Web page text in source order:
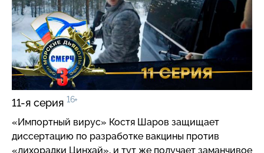
едва автозак с боевиком подъезжает к воротам,
события начинают разворачиваться по
хитроумному плану боевиков. Чтобы спасти
заложников и город, «Смерчу» необходимо
оперативно вернуть ситуацию под свой контроль…
11-я серия 16+
«Импортный вирус» Костя Шаров защищает
диссертацию по разработке вакцины против
«лихорадки Цинхай», и тут же получает заманчивое